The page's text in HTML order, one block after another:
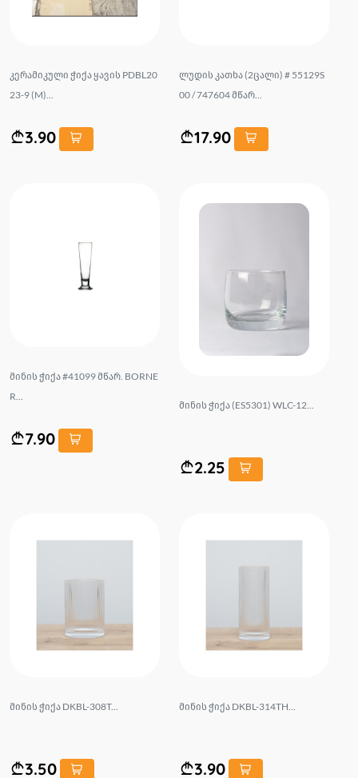
კერამიკული ჭიქა ყავის PDBL20
23-9 (M)...
3.90
ლუდის კათხა (2ცალი) # 55129S
00 / 747604 მწარ...
17.90
მინის ჭიქა #41099 მწარ. BORNE
R...
7.90
მინის ჭიქა (ES5301) WLC-12...
2.25
მინის ჭიქა DKBL-308T...
3.50
მინის ჭიქა DKBL-314TH...
3.90